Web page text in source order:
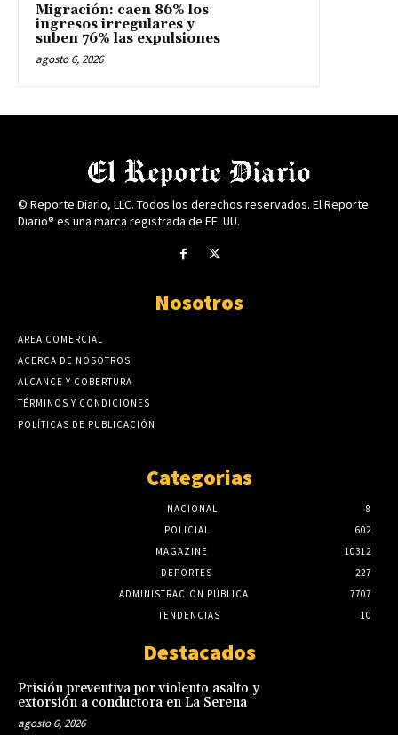
Migración: caen 86% los
ingresos irregulares y
suben 76% las expulsiones
agosto 6, 2026
© Reporte Diario, LLC. Todos los derechos reservados. El Reporte
Diario® es una marca registrada de EE. UU.
Nosotros
AREA COMERCIAL
ACERCA DE NOSOTROS
ALCANCE Y COBERTURA
TÉRMINOS Y CONDICIONES
POLÍTICAS DE PUBLICACIÓN
Categorias
NACIONAL
8
POLICIAL
602
MAGAZINE
10312
DEPORTES
227
ADMINISTRACIÓN PÚBLICA
7707
TENDENCIAS
10
Destacados
Prisión preventiva por violento asalto y
extorsión a conductora en La Serena
agosto 6, 2026